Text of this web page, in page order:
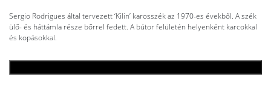
Sergio Rodrigues által tervezett ‘Kilin’ karosszék az 1970-es évekből. A szék
ülő- és háttámla része bőrrel fedett. A bútor felületén helyenként karcokkal
és kopásokkal.